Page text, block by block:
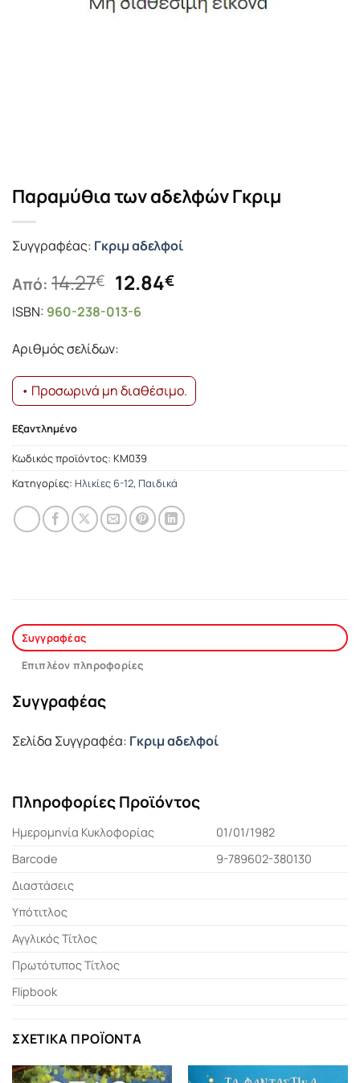
Παραμύθια των αδελφών Γκριμ
Συγγραφέας: Γκριμ αδελφοί
Από: 14.27€ Original
price
was:
14.27€.
12.84€Η
ISBN: 960-238-013-6
Αριθμός σελίδων:
• Προσωρινά μη διαθέσιμο.
Εξαντλημένο
Κωδικός προϊόντος: ΚΜ039
Κατηγορίες: Ηλικίες 6-12, Παιδικά
Συγγραφέας
Επιπλέον πληροφορίες
Συγγραφέας
Σελίδα Συγγραφέα: Γκριμ αδελφοί
Πληροφορίες Προϊόντος
Ημερομηνία Κυκλοφορίας
01/01/1982
Barcode
9-789602-380130
Διαστάσεις
Υπότιτλος
Αγγλικός Τίτλος
Πρωτότυπος Τίτλος
Flipbook
ΣΧΕΤΙΚΆ ΠΡΟΪΌΝΤΑ